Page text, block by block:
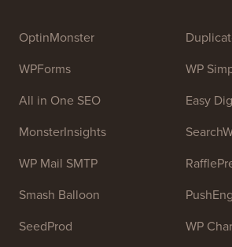
OptinMonster
WPForms
All in One SEO
MonsterInsights
WP Mail SMTP
Smash Balloon
SeedProd
WP
Easy
WP